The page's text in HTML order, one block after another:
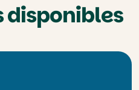
disponibles